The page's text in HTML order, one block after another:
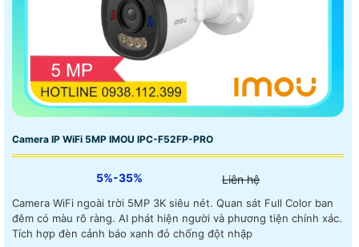
Camera IP WiFi 5MP IMOU IPC-F52FP-PRO
5%-35% Liên hệ
Camera WiFi ngoài trời 5MP 3K siêu nét. Quan sát Full Color ban
đêm có màu rõ ràng. AI phát hiện người và phương tiện chính xác.
Tích hợp đèn cảnh báo xanh đỏ chống đột nhập